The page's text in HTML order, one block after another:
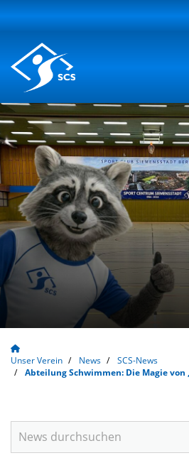
Unser Verein News
SCS-News
Abteilung Schwimmen: Die Magie von